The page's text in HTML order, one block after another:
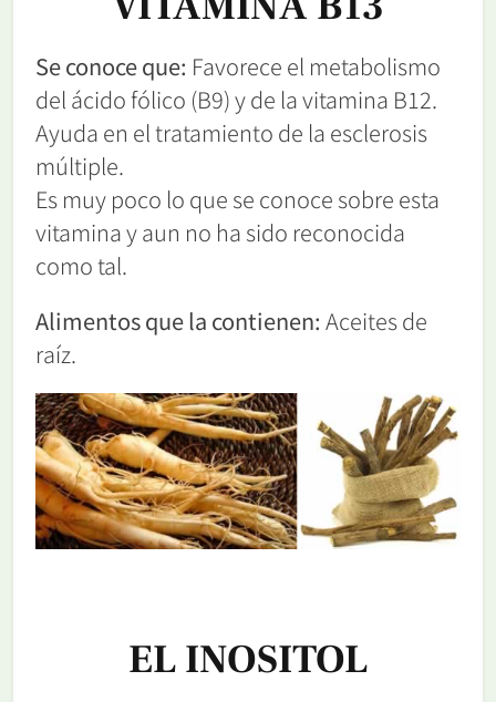
Se conoce que: Favorece el metabolismo
del ácido fólico (B9) y de la vitamina B12.
Ayuda en el tratamiento de la esclerosis
múltiple.
Es muy poco lo que se conoce sobre esta
vitamina y aun no ha sido reconocida
como tal.
Alimentos que la contienen: Aceites de
raíz.
EL INOSITOL